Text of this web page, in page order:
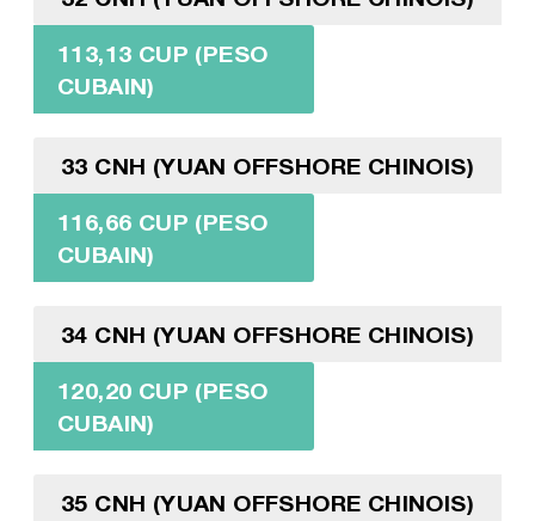
113,13 CUP (PESO
CUBAIN)
33 CNH (YUAN OFFSHORE CHINOIS)
116,66 CUP (PESO
CUBAIN)
34 CNH (YUAN OFFSHORE CHINOIS)
120,20 CUP (PESO
CUBAIN)
35 CNH (YUAN OFFSHORE CHINOIS)